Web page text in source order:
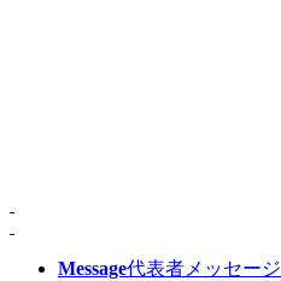
Message代表者メッセージ